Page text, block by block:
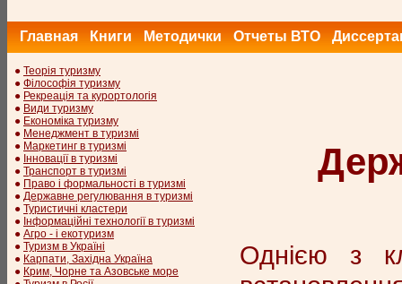
Главная Книги Методички Отчеты ВТО
● Теорія туризму
● Філософія туризму
● Рекреація та курортологія
● Види туризму
● Економіка туризму
● Менеджмент в туризмі
● Маркетинг в туризмі
● Інновації в туризмі
● Транспорт в туризмі
● Право і формальності в туризмі
● Державне регулювання в туризмі
● Туристичні кластери
● Інформаційні технології в туризмі
● Агро - і екотуризм
● Туризм в Україні
● Карпати, Західна Україна
● Крим, Чорне та Азовське море
Однією з